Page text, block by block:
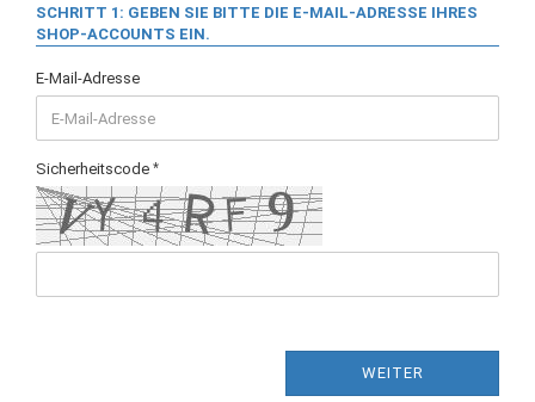
SCHRITT 1: GEBEN SIE BITTE DIE E-MAIL-ADRESSE IHRES
SHOP-ACCOUNTS EIN.
E-Mail-Adresse
Sicherheitscode
WEITER